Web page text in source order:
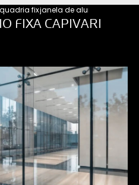
fixa interior de sao paulo
janela de aluminio fixa
FIXA CAPIVARI